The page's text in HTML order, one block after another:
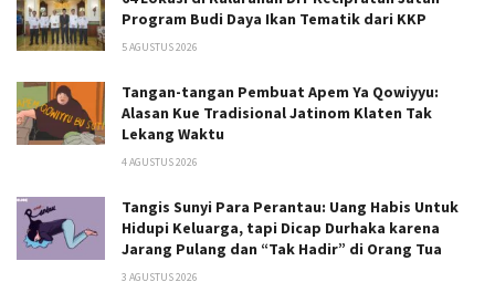
Program Budi Daya Ikan Tematik dari KKP
5 AGUSTUS 2026
Tangan-tangan Pembuat Apem Ya Qowiyyu:
Alasan Kue Tradisional Jatinom Klaten Tak
Lekang Waktu
4 AGUSTUS 2026
Tangis Sunyi Para Perantau: Uang Habis Untuk
Hidupi Keluarga, tapi Dicap Durhaka karena
Jarang Pulang dan “Tak Hadir” di Orang Tua
3 AGUSTUS 2026